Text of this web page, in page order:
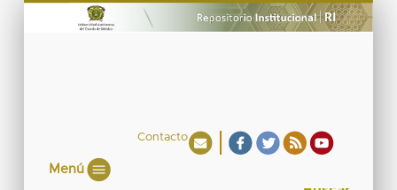
Contacto
Menú